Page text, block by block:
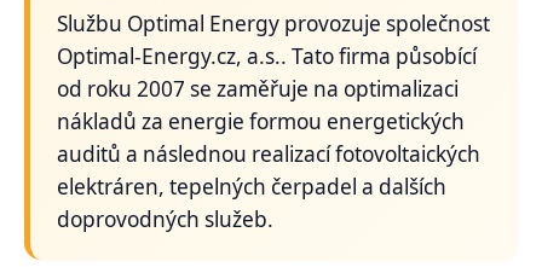
Službu Optimal Energy provozuje společnost
Optimal-Energy.cz, a.s.. Tato firma působící
od roku 2007 se zaměřuje na optimalizaci
nákladů za energie formou energetických
auditů a následnou realizací fotovoltaických
elektráren, tepelných čerpadel a dalších
doprovodných služeb.